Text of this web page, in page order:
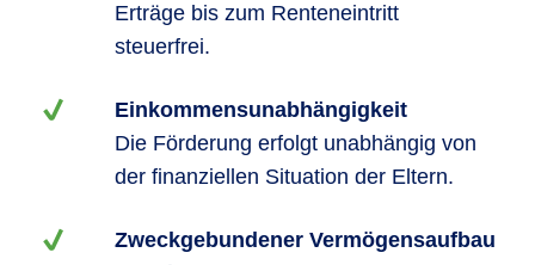
Erträge bis zum Renteneintritt
steuerfrei.
Einkommensunabhängigkeit
Die Förderung erfolgt unabhängig von
der finanziellen Situation der Eltern.
Zweckgebundener Vermögensaufbau